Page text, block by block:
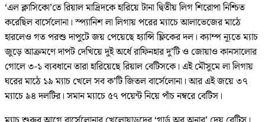
‘এল ক্লাসিকো’তে রিয়াল মাদ্রিদকে হারিয়ে টানা দ্বিতীয় লিগ শিরোপা নিশ্চিত
করেছিল বার্সেলোনা। স্প্যানিশ লা লিগায় পরের ম্যাচে আলাভেজের মাঠে
হারলেও গত পরশু দাপুটে জয় পেয়েছে হ্যান্সি ফ্লিকের দল। ক্যাম্প ন্যূতে ম্যাচ
জুড়ে আক্রমণে দাপট দেখিয়ে দুই অর্ধে রাফিনহার দু’টি ও জোয়াও কানসালোর
গোলে ৩-১ ব্যবধানে তারা হারিয়েছে রিয়াল বেটিসকে। এই মৌসুমে লা লিগায়
ঘরের মাঠে ১৯ ম্যাচ খেলে সব ক’টি জিতল বার্সেলোনা। আর এই জয়ে ৩৭
ম্যাচে ৯৪ দলটির। সমান ম্যাচে ৫৭ পয়েন্ট নিয়ে পাঁচ নম্বরে বেটিস।